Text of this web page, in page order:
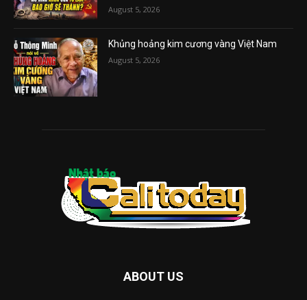
August 5, 2026
Khủng hoảng kim cương vàng Việt Nam
August 5, 2026
ABOUT US